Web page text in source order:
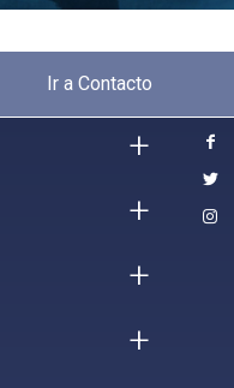
Ir a Contacto